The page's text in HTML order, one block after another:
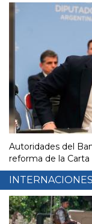
Autoridades del
reforma de la Carta
INTERNACIONES